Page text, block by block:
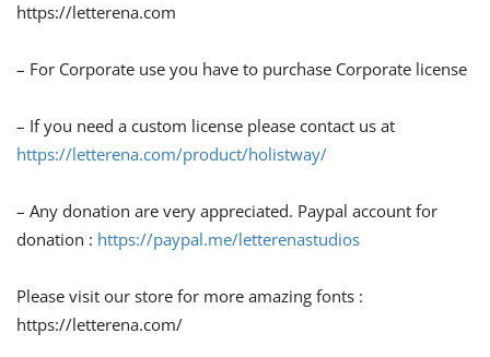
https://letterena.com
– For Corporate use you have to purchase Corporate license
– If you need a custom license please contact us at
https://letterena.com/product/holistway/
– Any donation are very appreciated. Paypal account for
donation : https://paypal.me/letterenastudios
Please visit our store for more amazing fonts :
https://letterena.com/